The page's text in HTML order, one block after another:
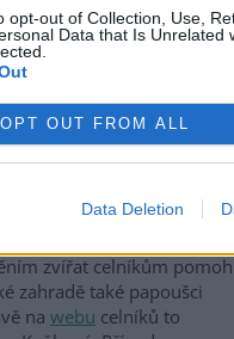
opt-out of Collection, Use,
Data that Is Unrelated
OPT OUT FROM ALL
Data Deletion
zajistili stovku
odhalili gang překupníků
v několika krajích a
zvířat celníkům
zahradě také papoušci
na webu celníků to